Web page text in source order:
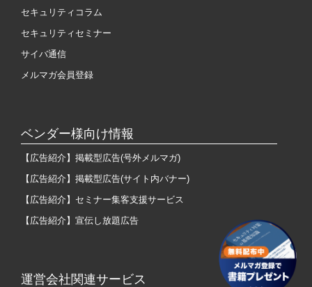
セキュリティコラム
セキュリティセミナー
サイバ通信
メルマガ会員登録
ベンダー様向け情報
【広告紹介】掲載型広告(号外メルマガ)
【広告紹介】掲載型広告(サイト内バナー)
【広告紹介】セミナー集客支援サービス
【広告紹介】宣伝し放題広告
運営会社関連サービス